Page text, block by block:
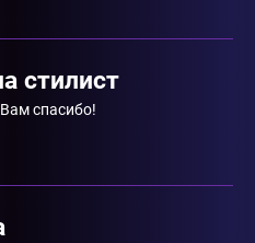
стилист
спасибо!